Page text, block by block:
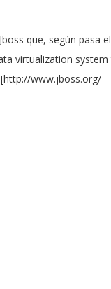
que, según pasa
virtualization
www.jboss.org/